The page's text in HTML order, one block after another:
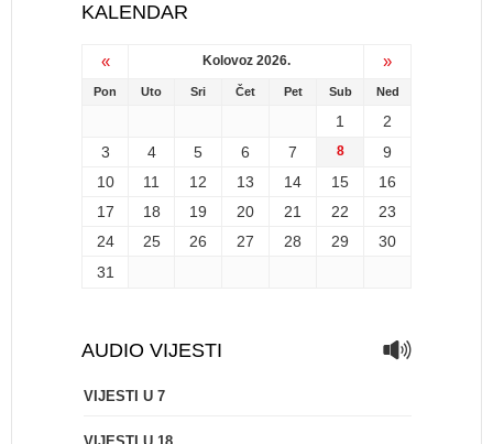
KALENDAR
« Kolovoz 2026. »
Pon Uto Sri Čet Pet Sub Ned
1
2
3
4 5 6 7 8
9
10
11 12 13 14 15
16
17
18 19 20 21 22
23
24
25 26 27 28 29
30
31
AUDIO VIJESTI
VIJESTI U 7